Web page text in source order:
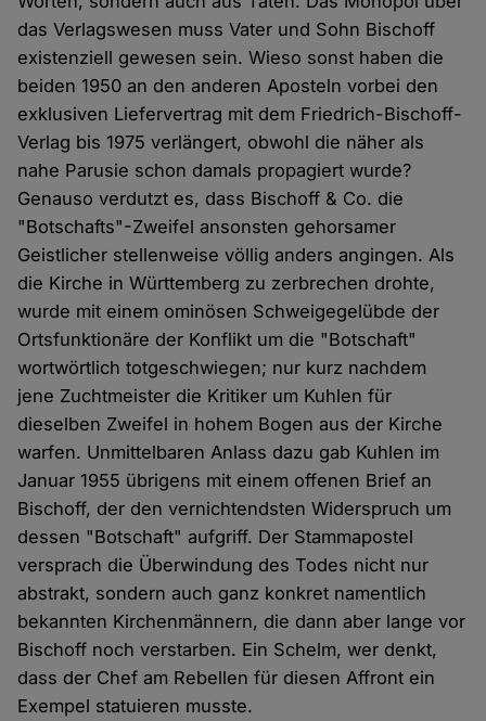
das Verlagswesen muss Vater und Sohn Bischoff
existenziell gewesen sein. Wieso sonst haben die
beiden 1950 an den anderen Aposteln vorbei den
exklusiven Liefervertrag mit dem Friedrich-Bischoff-
Verlag bis 1975 verlängert, obwohl die näher als
nahe Parusie schon damals propagiert wurde?
Genauso verdutzt es, dass Bischoff & Co. die
"Botschafts"-Zweifel ansonsten gehorsamer
Geistlicher stellenweise völlig anders angingen. Als
die Kirche in Württemberg zu zerbrechen drohte,
wurde mit einem ominösen Schweigegelübde der
Ortsfunktionäre der Konflikt um die "Botschaft"
wortwörtlich totgeschwiegen; nur kurz nachdem
jene Zuchtmeister die Kritiker um Kuhlen für
dieselben Zweifel in hohem Bogen aus der Kirche
warfen. Unmittelbaren Anlass dazu gab Kuhlen im
Januar 1955 übrigens mit einem offenen Brief an
Bischoff, der den vernichtendsten Widerspruch um
dessen "Botschaft" aufgriff. Der Stammapostel
versprach die Überwindung des Todes nicht nur
abstrakt, sondern auch ganz konkret namentlich
bekannten Kirchenmännern, die dann aber lange vor
Bischoff noch verstarben. Ein Schelm, wer denkt,
dass der Chef am Rebellen für diesen Affront ein
Exempel statuieren musste.